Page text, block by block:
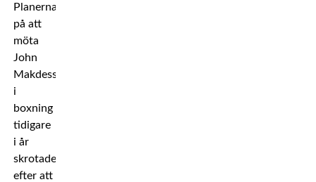
Planerna
på att
möta
John
Makdessi
i
boxning
tidigare
i år
skrotades
efter att